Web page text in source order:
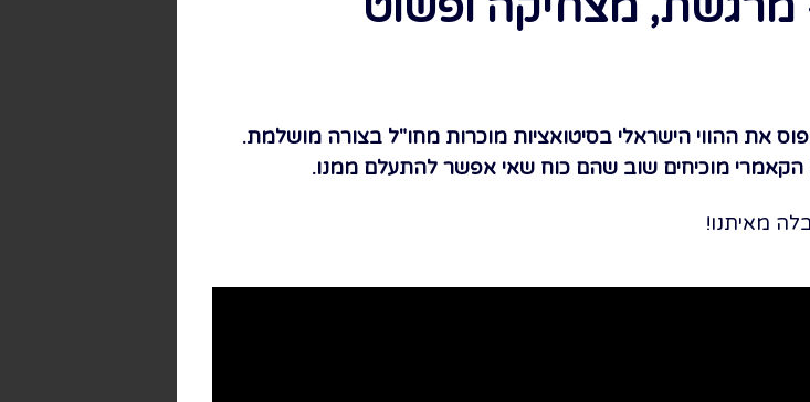
את ההווי הישראלי בסיטואציות מוכרות מחו"ל בצורה מושלמת.
מוכיחים שוב שהם כוח שאי אפשר להתעלם ממנו.
מאיתנו!